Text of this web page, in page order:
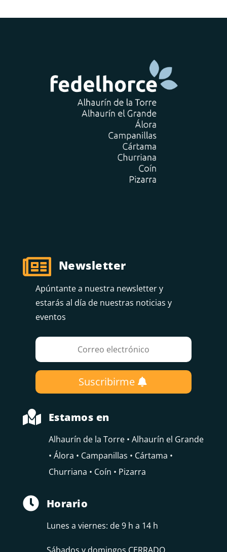
 Newsletter
Apúntante a nuestra newsletter y
estarás al día de nuestras noticias y
eventos
Suscribirme
 Estamos en
Alhaurín de la Torre • Alhaurín el Grande
• Álora • Campanillas • Cártama •
Churriana • Coín • Pizarra
 Horario
Lunes a viernes: de 9 h a 14 h